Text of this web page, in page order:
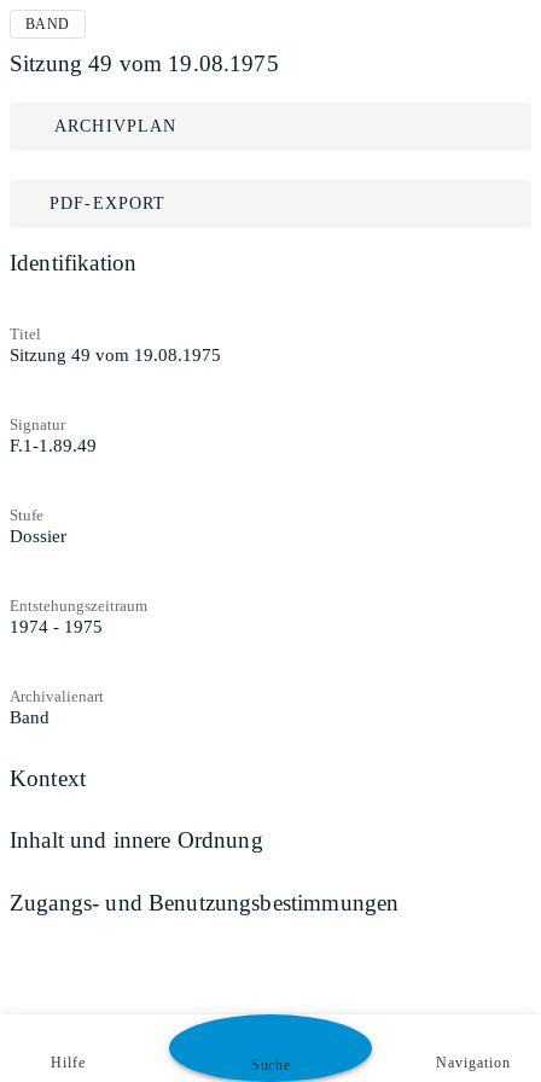
BAND
Sitzung 49 vom 19.08.1975
ARCHIVPLAN
PDF-EXPORT
Identifikation
Titel
Sitzung 49 vom 19.08.1975
Signatur
F.1-1.89.49
Stufe
Dossier
Entstehungszeitraum
1974 - 1975
Archivalienart
Band
Kontext
Inhalt und innere Ordnung
Zugangs- und Benutzungsbestimmungen
Hilfe Suche Navigation